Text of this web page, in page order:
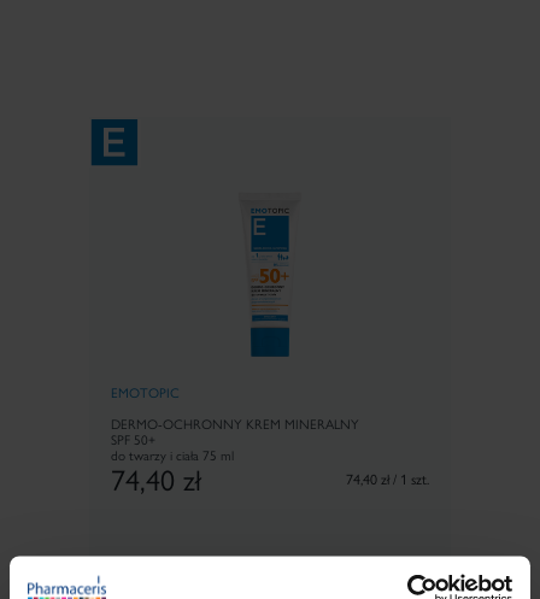
EMOTOPIC
DERMO-OCHRONNY KREM MINERALNY
SPF 50+
do twarzy i ciała 75 ml
74,40 zł 74,40 zł / 1 szt.